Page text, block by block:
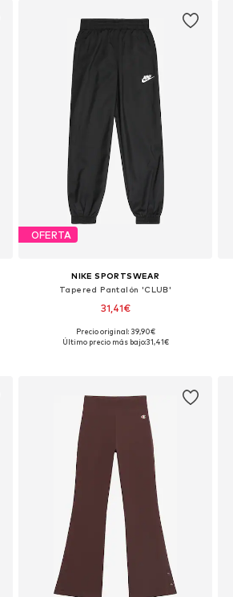
OFERTA
NIKE SPORTSWEAR
Tapered Pantalón 'CLUB'
31,41€
Disponible en muchas tallas
Precio original: 39,90€
Último precio más bajo:31,41€